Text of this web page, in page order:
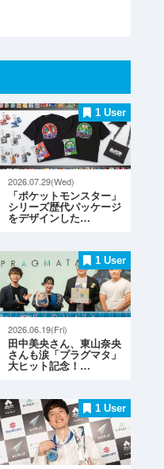
1 User
2026.07.29(Wed)
「ポケットモンスター」
シリーズ歴代パッケージ
をデザインした…
1 User
2026.06.19(Fri)
田中美央さん、東山奈央
さんも涙「プラグマタ」
大ヒット記念！…
1 User